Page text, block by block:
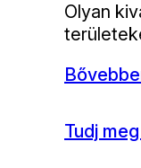
Olyan
Tudj